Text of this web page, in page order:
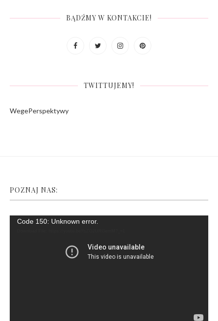
BĄDŹMY W KONTAKCIE!
TWITTUJEMY!
WegePerspektywy
POZNAJ NAS:
Video
Code 150: Unknown error.